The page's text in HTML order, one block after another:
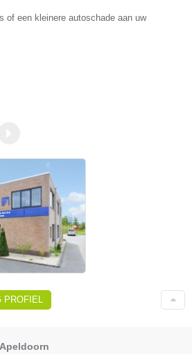
of een kleinere autoschade aan uw
PROFIEL